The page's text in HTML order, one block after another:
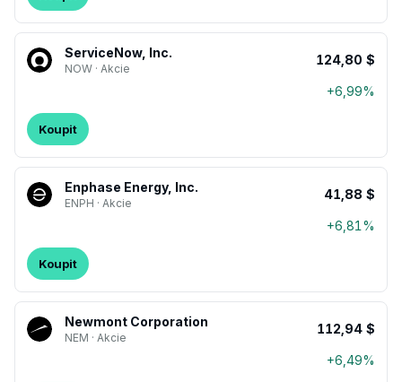
ServiceNow, Inc.
NOW · Akcie
124,80 $
+6,99%
Koupit
Enphase Energy, Inc.
ENPH · Akcie
41,88 $
+6,81%
Koupit
Newmont Corporation
NEM · Akcie
112,94 $
+6,49%